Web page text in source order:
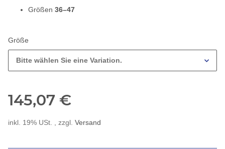
Größen 36–47
Größe
Bitte wählen Sie eine Variation.
145,07 €
inkl. 19% USt. , zzgl. Versand